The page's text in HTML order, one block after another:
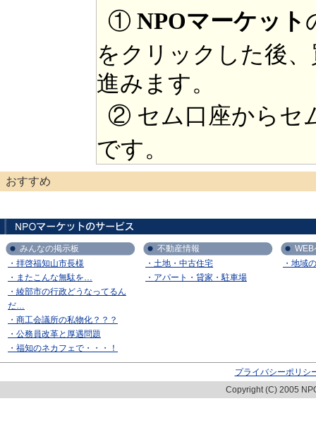
① NPOマーケット
をクリックした後
進みます。
② セム口座からセ
です。
おすすめ
みんなの掲示板
・拝啓福知山市長様
・またこんな無駄を…
・綾部市の行政どうなってるん
だ…
・商工会議所の私物化？？？
・公務員改革と厚遇問題
・福知のネカフェで・・・！
不動産情報
・土地・中古住宅
・アパート・貸家・駐車場
WEB
・地域
プライバシーポリシ
Copyright (C) 2005